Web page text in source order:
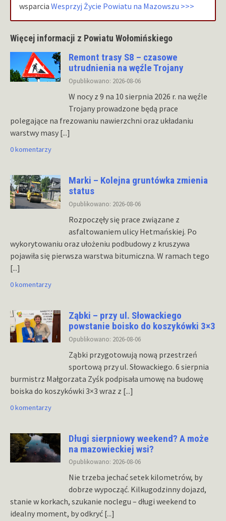
wsparcia Wesprzyj Życie Powiatu na Mazowszu >>>
Więcej informacji z Powiatu Wołomińskiego
Remont trasy S8 – czasowe
utrudnienia na węźle Trojany
Opublikowano: 2026-08-06
W nocy z 9 na 10 sierpnia 2026 r. na węźle
Trojany prowadzone będą prace
polegające na frezowaniu nawierzchni oraz układaniu
warstwy masy [...]
0 komentarzy
Marki – Kolejna gruntówka zmienia
status
Opublikowano: 2026-08-06
Rozpoczęły się prace związane z
asfaltowaniem ulicy Hetmańskiej. Po
wykorytowaniu oraz ułożeniu podbudowy z kruszywa
pojawiła się pierwsza warstwa bitumiczna. W ramach tego
[...]
0 komentarzy
Ząbki – przy ul. Słowackiego
powstanie boisko do koszykówki 3×3
Opublikowano: 2026-08-06
Ząbki przygotowują nową przestrzeń
sportową przy ul. Słowackiego. 6 sierpnia
burmistrz Małgorzata Zyśk podpisała umowę na budowę
boiska do koszykówki 3×3 wraz z [...]
0 komentarzy
Długi sierpniowy weekend? A może
na mazowieckiej wsi?
Opublikowano: 2026-08-06
Nie trzeba jechać setek kilometrów, by
dobrze wypocząć. Kilkugodzinny dojazd,
stanie w korkach, szukanie noclegu – długi weekend to
idealny moment, by odkryć [...]